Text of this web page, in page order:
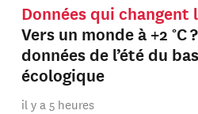
Données qui changent
Vers un monde à +2 °C
données de l’été du
écologique
il y a 5 heures